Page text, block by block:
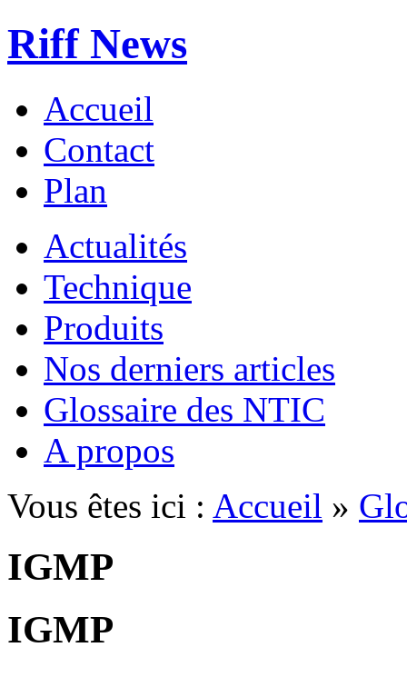
Riff News
Accueil
Contact
Plan
Actualités
Technique
Produits
Nos derniers articles
Glossaire des NTIC
A propos
Vous êtes ici : Accueil »
IGMP
IGMP